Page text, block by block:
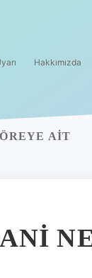
Hakkımızda
AIT